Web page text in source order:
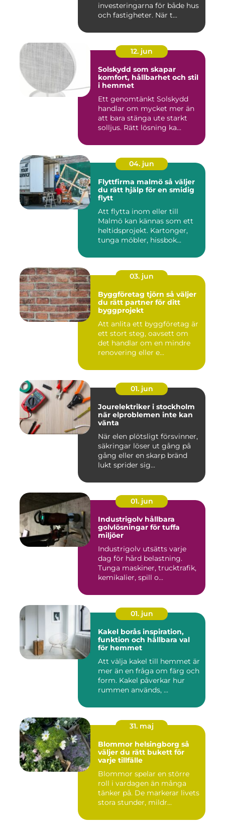
investeringarna för både hus
och fastigheter. När t...
12. jun
Solskydd som skapar
komfort, hållbarhet och stil
i hemmet
Ett genomtänkt Solskydd
handlar om mycket mer än
att bara stänga ute starkt
solljus. Rätt lösning ka...
04. jun
Flyttfirma malmö så väljer
du rätt hjälp för en smidig
flytt
Att flytta inom eller till
Malmö kan kännas som ett
heltidsprojekt. Kartonger,
tunga möbler, hissbok...
03. jun
Byggföretag tjörn så väljer
du rätt partner för ditt
byggprojekt
Att anlita ett byggföretag är
ett stort steg, oavsett om
det handlar om en mindre
renovering eller e...
01. jun
Jourelektriker i stockholm
när elproblemen inte kan
vänta
När elen plötsligt försvinner,
säkringar löser ut gång på
gång eller en skarp bränd
lukt sprider sig...
01. jun
Industrigolv hållbara
golvlösningar för tuffa
miljöer
Industrigolv utsätts varje
dag för hård belastning.
Tunga maskiner, trucktrafik,
kemikalier, spill o...
01. jun
Kakel borås inspiration,
funktion och hållbara val
för hemmet
Att välja kakel till hemmet är
mer än en fråga om färg och
form. Kakel påverkar hur
rummen används, ...
31. maj
Blommor helsingborg så
väljer du rätt bukett för
varje tillfälle
Blommor spelar en större
roll i vardagen än många
tänker på. De markerar livets
stora stunder, mildr...